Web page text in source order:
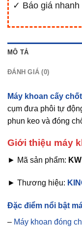
✓ Báo giá nhanh
MÔ TẢ
ĐÁNH GIÁ (0)
Máy khoan cấy
cụm đưa phôi tự
phun keo và đóng
Giới thiệu máy
► Mã sản phẩm:
► Thương hiệu:
Đặc điểm nổi bật
– Máy khoan đóng